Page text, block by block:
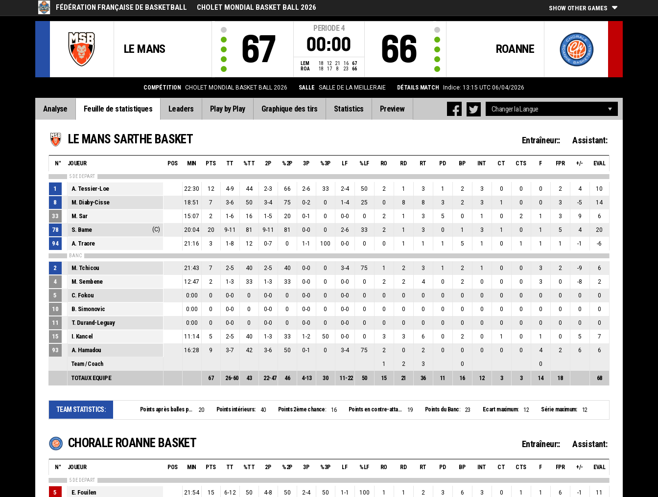
FÉDÉRATION FRANÇAISE DE BASKETBALL CHOLET MONDIAL BASKET BALL 2026 SHOW OTHER GAMES
LE MANS 67
PERIODE 4
00:00
LEM 18 12 21 16
67
ROA
18 17 8 23 66
ROANNE
66
COMPÉTITION CHOLET MONDIAL BASKET BALL 2026 SALLE SALLE DE LA MEILLERAIE DÉTAILS MATCH Indice: 13:15 UTC 06/04/2026
Analyse Feuille de statistiques Leaders Play by Play Graphique des tirs Statistics Preview
LE MANS SARTHE BASKET Entraîneur:: Assistant:
N° JOUEUR POS MIN PTS TT %TT 2P %2P 3P %3P LF %LF RO RD RT PD BP INT CT CTS F FPR +/- EVAL
5 DE DEPART
1 A. Tessier-Loe 22:30 12 4-9 44 2-3 66 2-6 33 2-4 50 2 1 3 1 2 3 0 0 0 2 4 10
8 M. Diaby-Cisse 18:51 7 3-6 50 3-4 75 0-2 0 1 -4 25 0 8 8 3 2 3 1 0 0 3 -5 14
33 M. Sar 15:07 2 1-6 16 1-5 20 0-1 0 0-0 0 2 1 3 5 0 1 0 2 1 3 9 6
78 S. Bame (C) 20:04 20 9-11 81 9-11 81 0-0 0 2-6 33 2 1 3 0 1 3 1 0 1 5 4 20
94 A. Traore 21:16 3 1-8 12 0-7 0 1-1 100 0-0 0 0 1 1 1 5 1 0 1 1 1 -1 -6
BANC
2 M. Tchicou 21:43 7 2-5 40 2-5 40 0-0 0 3-4 75 1 2 3 1 2 1 0 0 3 2 -9 6
4 M. Sembene 12:47 2 1-3 33 1-3 33 0-0 0 0-0 0 2 2 4 0 2 0 0 0 3 0 -8 2
5 C. Fokou 0:00 0 0-0 0 0-0 0 0-0 0 0-0 0 0 0 0 0 0 0 0 0 0 0 0 0
10 B. Simonovic 0:00 0 0-0 0 0-0 0 0-0 0 0-0 0 0 0 0 0 0 0 0 0 0 0 0 0
11 T. Durand-Leguay 0:00 0 0-0 0 0-0 0 0-0 0 0-0 0 0 0 0 0 0 0 0 0 0 0 0 0
15 I. Kancel 11:14 5 2-5 40 1-3 33 1-2 50 0-0 0 3 3 6 0 2 0 1 0 1 0 5 7
93 A. Hamadou 16:28 9 3-7 42 3-6 50 0-1 0 3-4 75 2 0 2 0 0 0 0 0 4 2 6
6
Team / Coach
1 2 3 0 0
TOTAUX EQUIPE 67 26-60 43 22-47 46 4-13 30 11 -22 50 15 21 36 11 16 12 3 3 14 18 68
TEAM STATISTICS: Points après balles perdues: 20 Points intérieurs: 40 Points 2ème chance: 16 Points en contre-attaque: 19 Points du Banc: 23 Ecart maximum: 12 Série maximum: 12
CHORALE ROANNE BASKET Entraîneur:: Assistant:
N° JOUEUR POS MIN PTS TT %TT 2P %2P 3P %3P LF %LF RO RD RT PD BP INT CT CTS F FPR +/- EVAL
5 DE DEPART
5 E. Fouilen 21:54 15 6-12 50 4-8 50 2-4 50 1 -1 100 1 1 2 3 6 3 0 1 1 6 -1 11